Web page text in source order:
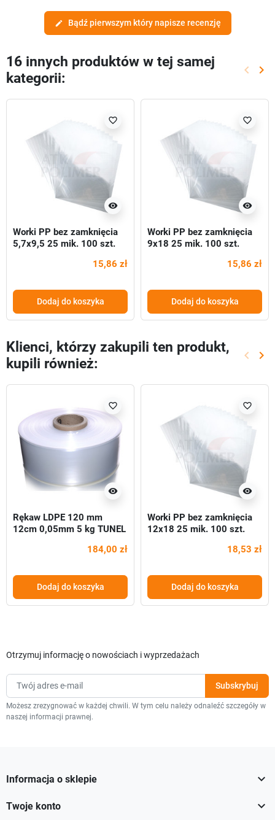
edit Bądź pierwszym który napisze recenzję
16 innych produktów w tej samej
kategorii:
keyboard_arrow_left keyboard_arrow_right
visibility
favorite_border
Worki PP bez zamknięcia
5,7x9,5 25 mik. 100 szt.
15,86 zł
Dodaj do koszyka
visibility
favorite_border
Worki PP bez zamknięcia
9x18 25 mik. 100 szt.
15,86 zł
Dodaj do koszyka
Klienci, którzy zakupili ten produkt,
kupili również:
keyboard_arrow_left keyboard_arrow_right
visibility
favorite_border
Rękaw LDPE 120 mm
12cm 0,05mm 5 kg TUNEL
184,00 zł
Dodaj do koszyka
visibility
favorite_border
Worki PP bez zamknięcia
12x18 25 mik. 100 szt.
18,53 zł
Dodaj do koszyka
Otrzymuj informację o nowościach i wyprzedażach
Możesz zrezygnować w każdej chwili. W tym celu należy odnaleźć szczegóły w
naszej informacji prawnej.
Informacja o sklepie 
Twoje konto 